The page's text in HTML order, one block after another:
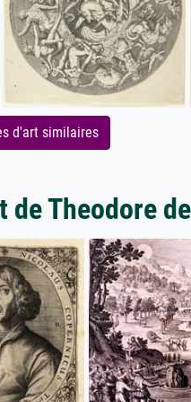
d'art similaires
Theodore